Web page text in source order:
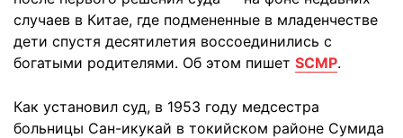
случаев в Китае, где подмененные в младенчестве
дети спустя десятилетия воссоединились с
богатыми родителями. Об этом пишет SCMP.
Как установил суд, в 1953 году медсестра
больницы Сан-икукай в токийском районе Сумида